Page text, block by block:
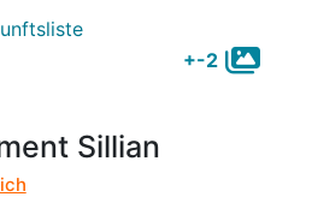
+-2
Sillian